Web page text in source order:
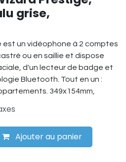
grise,
est un vidéophone à 2 comptes
ou en saillie et dispose
d'un lecteur de badge et
Bluetooth. Tout en un :
349x154mm,
Ajouter au panier